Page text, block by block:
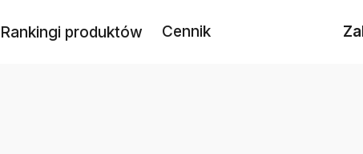
Rankingi produktów Cennik